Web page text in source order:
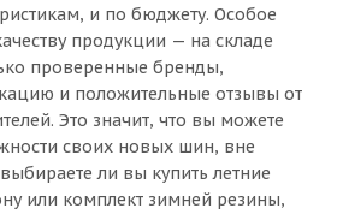
и по бюджету. Особое
продукции — на складе
проверенные бренды,
и положительные отзывы от
Это значит, что вы можете
своих новых шин, вне
ли вы купить летние
или комплект зимней резины,